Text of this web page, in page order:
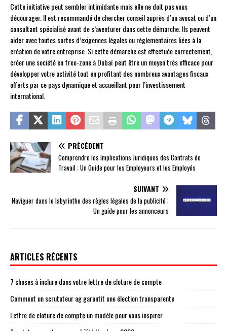
Cette initiative peut sembler intimidante mais elle ne doit pas vous
décourager. Il est recommandé de chercher conseil auprès d’un avocat ou d’un
consultant spécialisé avant de s’aventurer dans cette démarche. Ils peuvent
aider avec toutes sortes d’exigences légales ou réglementaires liées à la
création de votre entreprise. Si cette démarche est effectuée correctement,
créer une société en free-zone à Dubaï peut être un moyen très efficace pour
développer votre activité tout en profitant des nombreux avantages fiscaux
offerts par ce pays dynamique et accueillant pour l’investissement
international.
PRÉCÉDENT
Comprendre les Implications Juridiques des Contrats de
Travail : Un Guide pour les Employeurs et les Employés
SUIVANT
Naviguer dans le labyrinthe des règles légales de la publicité :
Un guide pour les annonceurs
ARTICLES RÉCENTS
7 choses à inclure dans votre lettre de cloture de compte
Comment un scrutateur ag garantit une élection transparente
Lettre de cloture de compte un modèle pour vous inspirer